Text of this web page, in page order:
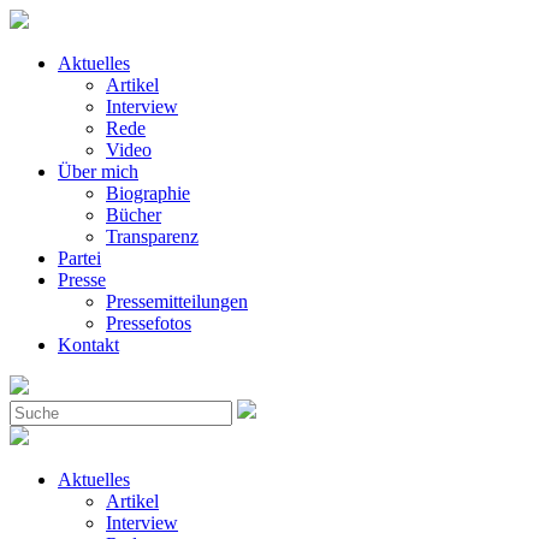
Aktuelles
Artikel
Interview
Rede
Video
Über mich
Biographie
Bücher
Transparenz
Partei
Presse
Pressemitteilungen
Pressefotos
Kontakt
Aktuelles
Artikel
Interview